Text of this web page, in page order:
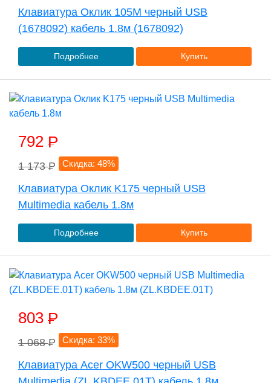
Клавиатура Оклик 105M черный USB
(1678092) кабель 1.8м (1678092)
Подробнее Купить
792 P
1 173P Скидка: 48%
Клавиатура Оклик K175 черный USB
Multimedia кабель 1.8м
Подробнее Купить
803 P
1 068P Скидка: 33%
Клавиатура Acer OKW500 черный USB